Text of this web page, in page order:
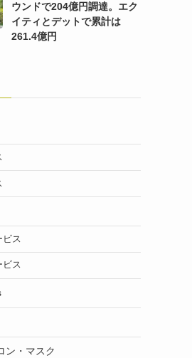
ウンドで204億円調達。エク
イティとデットで累計は
261.4億円
ビス
ビス
ン・マスク